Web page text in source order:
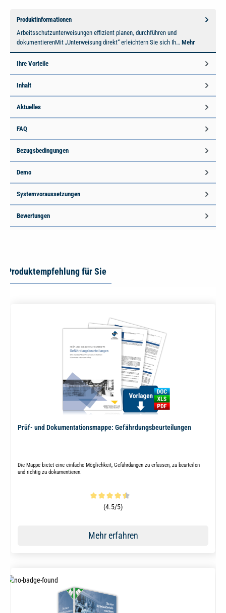
Produktinformationen
Arbeitsschutzunterweisungen effizient planen, durchführen und
dokumentierenMit „Unterweisung direkt“ erleichtern Sie sich Ih… Mehr
Ihre Vorteile
Inhalt
Aktuelles
FAQ
Bezugsbedingungen
Demo
Systemvoraussetzungen
Bewertungen
Produktempfehlung für Sie
Prüf- und Dokumentationsmappe: Gefährdungsbeurteilungen
Die Mappe bietet eine einfache Möglichkeit, Gefährdungen zu erfassen, zu beurteilen
und richtig zu dokumentieren.
Durchschnittliche Bewertung von 4.5 von 5 Sternen
(4.5/5)
Mehr erfahren